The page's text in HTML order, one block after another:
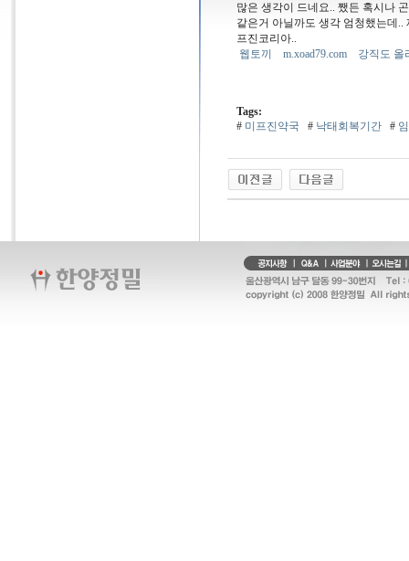
많은 생각이 드네요.. 쨌든 혹시나
같은거 아닐까도 생각 엄청했는데
프진코리아..
웹토끼
m.xoad79.com 강직도 올
Tags:
# 미프진약국 # 낙태회복기간 #